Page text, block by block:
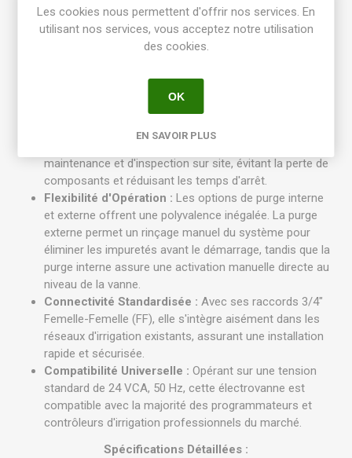
Fiabilité Maximale du Solénoïde :Le solénoïde est
entièrement encapsulé, offrant une protection
supérieure contre l'humidité, la poussière et les débris,
toutes les conditions. Un filtre intégré sur le solénoïde
prévient efficacement l'encrassement, assurant un
fonctionnement sans faille.
Maintenance Simplifiée :Dotée de vis imperdables,
maintenance et d'inspection sur site, évitant la perte de
composants et réduisant les temps d'arrêt.
Flexibilité d'Opération : Les options de purge interne
et externe offrent une polyvalence inégalée. La purge
externe permet un rinçage manuel du système pour
éliminer les impuretés avant le démarrage, tandis que la
purge interne assure une activation manuelle directe au
niveau de la vanne.
Connectivité Standardisée : Avec ses raccords 3/4"
Femelle-Femelle (FF), elle s'intègre aisément dans les
réseaux d'irrigation existants, assurant une installation
rapide et sécurisée.
Compatibilité Universelle : Opérant sur une tension
standard de 24 VCA, 50 Hz, cette électrovanne est
compatible avec la majorité des programmateurs et
contrôleurs d'irrigation professionnels du marché.
Spécifications Détaillées :
Les cookies nous permettent d'offrir nos services. En
utilisant nos services, vous acceptez notre utilisation
des cookies.
OK
EN SAVOIR PLUS